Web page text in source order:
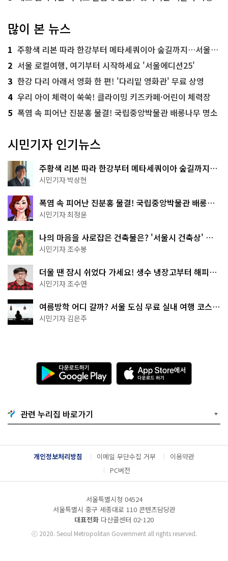
많이 본 뉴스
1 주황색 리본 따라 한강부터 메타세쿼이아 숲길까지…서울둘레길 15코스
2 서울 로컬여행, 여기부터 시작하세요 '서울에디션25'
3 한강 다리 아래서 영화 한 편! '다리밑 영화관' 무료 상영
4 우리 아이 체력이 쑥쑥! 클라이밍 키즈카페·어린이 체력장
5 폭염 속 피어난 진분홍 물결! 국립중앙박물관 배롱나무 명소
시민기자 인기뉴스
주황색 리본 따라 한강부터 메타세쿼이아 숲길까지…
서울둘레길 15코스
시민기자 박상현
폭염 속 피어난 진분홍 물결! 국립중앙박물관 배롱나
무 명소
시민기자 최정윤
나의 마음을 사로잡은 건축물은? '서울시 건축상' 수
상작 공개!
시민기자 조수봉
더울 땐 잠시 쉬었다 가세요! 생수 냉장고부터 해피소
·무더위쉼터까지
시민기자 조수연
여름방학 어디 갈까? 서울 도심 무료 실내 여행 코스
추천
시민기자 김은주
다
운
로
기
G
o
g
l
e
l
A
p
p
e
서
다
운
드
관련 누리집 바로가기
개인정보처리방침 이메일 무단수집 거부
이용약관
PC버전
서울특별시청 04524
서울특별시 중구 세종대로 110 콘텐츠담당관
대표전화 다산콜센터 02-120
ⓒ2020. Seoul Metropolitan Government all rights reserved.